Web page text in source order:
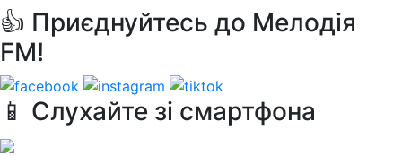
👍 Приєднуйтесь до Мелодія
FM!
📱 Слухайте зі смартфона